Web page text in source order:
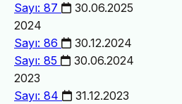
Sayı: 87
30.06.2025
2024
Sayı: 86
30.12.2024
Sayı: 85
30.06.2024
2023
Sayı: 84
31.12.2023